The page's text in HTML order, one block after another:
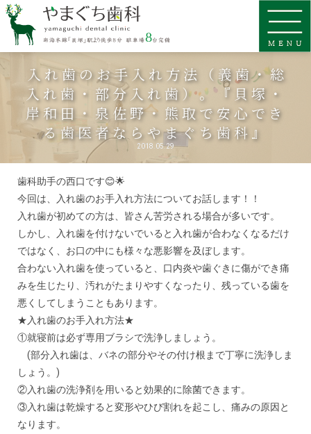
入れ歯のお手入れ方法（義歯・総
入れ歯・部分入れ歯）。『貝塚・
岸和田・泉佐野・熊取で安心でき
る歯医者ならやまぐち歯科』
2018.05.29
歯科助手の西口です😊🌟
今回は、入れ歯のお手入れ方法についてお話します！！
入れ歯が初めての方は、皆さん苦労される場合が多いです。
しかし、入れ歯を付けないでいると入れ歯が合わなくなるだけ
ではなく、お口の中にも様々な悪影響を及ぼします。
合わない入れ歯を使っていると、口内炎や歯ぐきに傷ができ痛
みを生じたり、汚れがたまりやすくなったり、残っている歯を
悪くしてしまうこともあります。
★入れ歯のお手入れ方法★
①就寝前は必ず専用ブラシで洗浄しましょう。
(部分入れ歯は、バネの部分やその付け根まで丁寧に洗浄しま
しょう。)
②入れ歯の洗浄剤を用いると効果的に除菌できます。
③入れ歯は乾燥すると変形やひび割れを起こし、痛みの原因と
なります。